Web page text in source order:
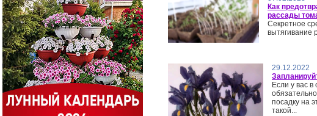
Как
рассады
Секретное
вытягивание
29.12.2022
Если у вас
посадку на
такой...